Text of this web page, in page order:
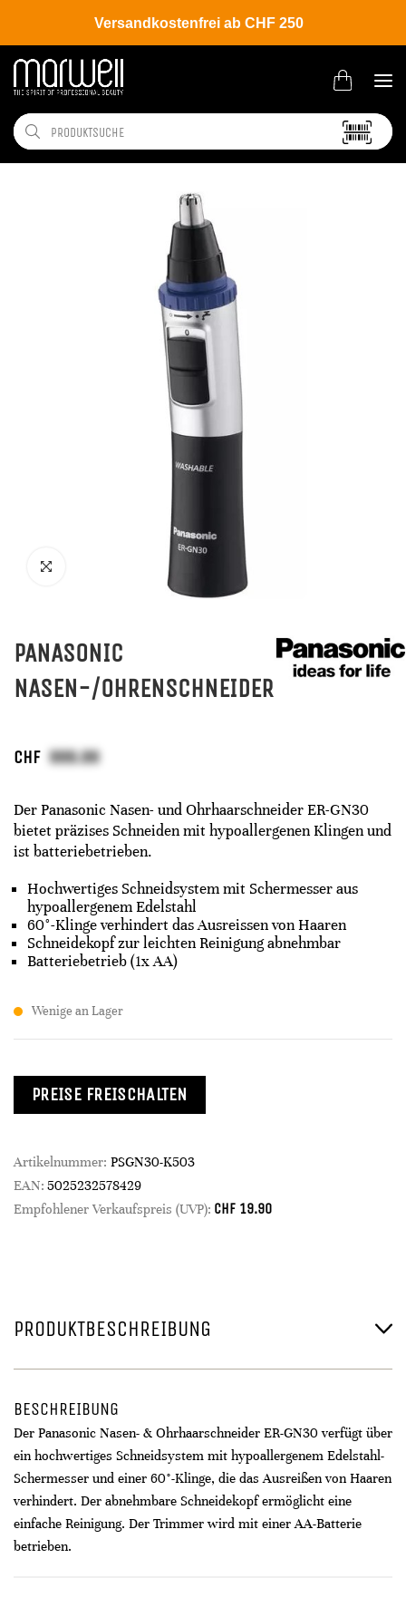
Versandkostenfrei ab CHF 250
Shop Brands Panasonic
PANASONIC
NASEN-/OHRENSCHNEIDER
CHF
Der Panasonic Nasen- und Ohrhaarschneider ER-GN30
bietet präzises Schneiden mit hypoallergenen Klingen und
ist batteriebetrieben.
Hochwertiges Schneidsystem mit Schermesser aus
hypoallergenem Edelstahl
60°-Klinge verhindert das Ausreissen von Haaren
Schneidekopf zur leichten Reinigung abnehmbar
Batteriebetrieb (1x AA)
Wenige an Lager
PREISE FREISCHALTEN
Artikelnummer: PSGN30-K503
EAN: 5025232578429
Empfohlener Verkaufspreis (UVP): CHF 19.90
PRODUKTBESCHREIBUNG
BESCHREIBUNG
Der Panasonic Nasen- & Ohrhaarschneider ER-GN30 verfügt über
ein hochwertiges Schneidsystem mit hypoallergenem Edelstahl-
Schermesser und einer 60°-Klinge, die das Ausreißen von Haaren
verhindert. Der abnehmbare Schneidekopf ermöglicht eine
einfache Reinigung. Der Trimmer wird mit einer AA-Batterie
betrieben.